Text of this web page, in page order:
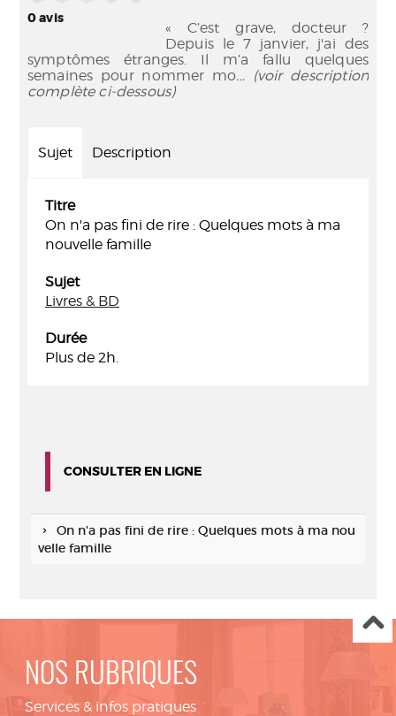
0avis
« C’est grave, docteur ?
Depuis le 7 janvier, j'ai des
symptômes étranges. Il m’a fallu quelques
semaines pour nommer mo... (voir description
complète ci-dessous)
Sujet Description
Titre
On n'a pas fini de rire : Quelques mots à ma
nouvelle famille
Sujet
Livres & BD
Durée
Plus de 2h.
CONSULTER EN LIGNE
On n'a pas fini de rire : Quelques mots à ma nou
velle famille
NOS RUBRIQUES
Services & infos pratiques